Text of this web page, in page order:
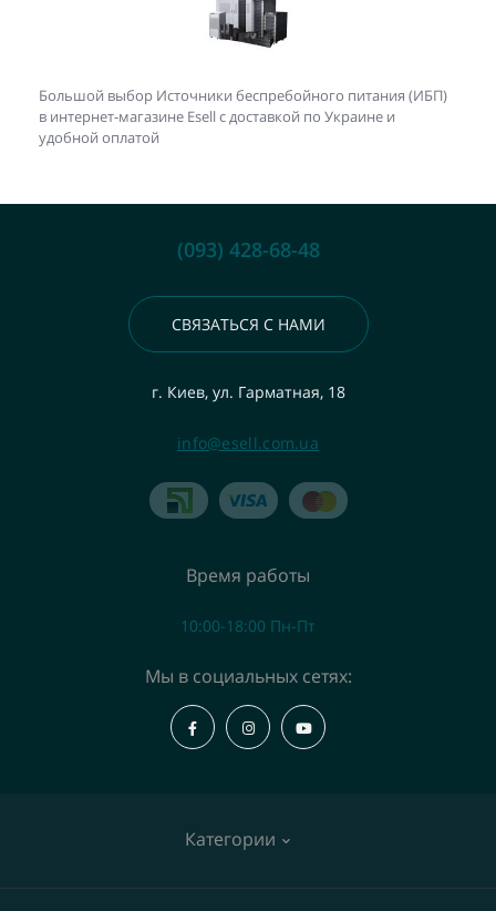
Большой выбор Источники беспребойного питания (ИБП)
в интернет-магазине Esell с доставкой по Украине и
удобной оплатой
(093) 428-68-48
СВЯЗАТЬСЯ С НАМИ
г. Киев, ул. Гарматная, 18
info@esell.com.ua
Категории
Время работы
10:00-18:00 Пн-Пт
Мы в социальных сетях: